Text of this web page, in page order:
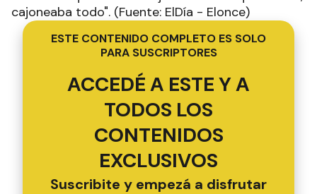
cajoneaba todo". (Fuente: ElDía - Elonce)
ESTE CONTENIDO COMPLETO ES SOLO
PARA SUSCRIPTORES
ACCEDÉ A ESTE Y A
TODOS LOS
CONTENIDOS
EXCLUSIVOS
Suscribite y empezá a disfrutar